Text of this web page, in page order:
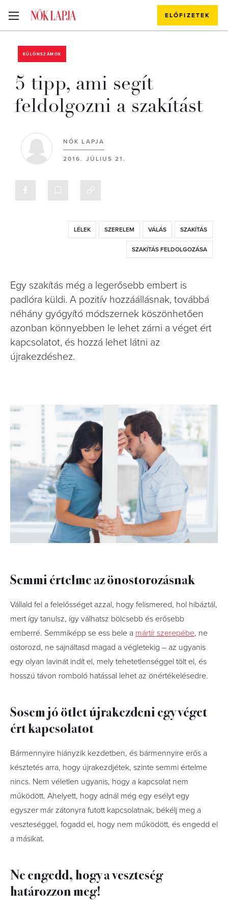
ELŐFIZETEK
KÜLÖNSZÁMOK
5 tipp, ami segít
feldolgozni a szakítást
NŐK LAPJA
2016. JÚLIUS 21.
LÉLEK SZERELEM VÁLÁS SZAKÍTÁS
SZAKÍTÁS FELDOLGOZÁSA
Egy szakítás még a legerősebb embert is
padlóra küldi. A pozitív hozzáállásnak, továbbá
néhány gyógyító módszernek köszönhetően
azonban könnyebben le lehet zárni a véget ért
kapcsolatot, és hozzá lehet látni az
újrakezdéshez.
Semmi értelme az önostorozásnak
Vállald fel a felelősséget azzal, hogy felismered, hol hibáztál,
mert így tanulsz, így válhatsz bölcsebb és erősebb
emberré. Semmiképp se ess bele a mártír szerepébe, ne
ostorozd, ne sajnáltasd magad a végletekig – az ugyanis
egy olyan lavinát indít el, mely tehetetlenséggel tölt el, és
hosszú távon romboló hatással lehet az önértékelésedre.
Sosem jó ötlet újrakezdeni egy véget
ért kapcsolatot
Bármennyire hiányzik kezdetben, és bármennyire erős a
késztetés arra, hogy újrakezdjétek, szinte semmi értelme
nincs. Nem véletlen ugyanis, hogy a kapcsolat nem
működött. Ahelyett, hogy adnál még egy esélyt egy
egyszer már zátonyra futott kapcsolatnak, békélj meg a
veszteséggel, fogadd el, hogy nem működött, és engedd el
a másikat.
Ne engedd, hogy a veszteség
határozzon meg!